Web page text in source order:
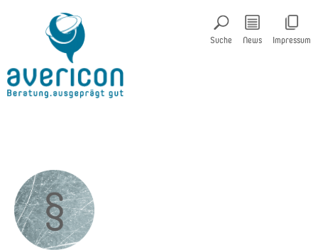
Suche News Impressum